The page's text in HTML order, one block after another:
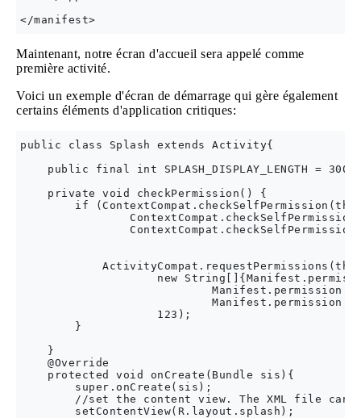
Maintenant, notre écran d'accueil sera appelé comme
première activité.
Voici un exemple d'écran de démarrage qui gère également
certains éléments d'application critiques:
public class Splash extends Activity{
public final int SPLASH_DISPLAY_LENGTH =
    private void checkPermission() {
if
new
                    123);
        }
    }
    @Override
    protected void onCreate(Bundle sis){
        super.onCreate(sis);
//set the content view. The XML file can
        setContentView(R.layout.splash);